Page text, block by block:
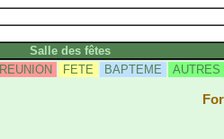
Salle des fêtes
REUNION FETE BAPTEME AUTRES